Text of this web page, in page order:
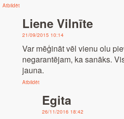
Atbildēt
Liene Vilnīte
21/09/2015 10:14
Var mēģināt vēl vienu olu
negarantējam, ka sanāks.
jauna.
Atbildēt
Egita
26/11/2016 18:42